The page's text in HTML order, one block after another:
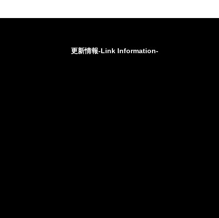
更新情報-Link Information-